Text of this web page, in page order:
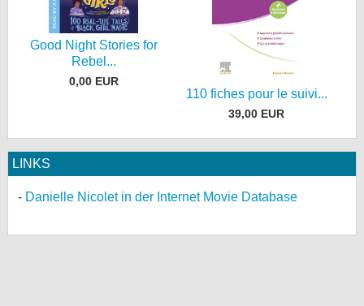
Good Night Stories for
Rebel...
0,00 EUR
110 fiches pour le suivi...
39,00 EUR
LINKS
Danielle Nicolet in der Internet Movie Database